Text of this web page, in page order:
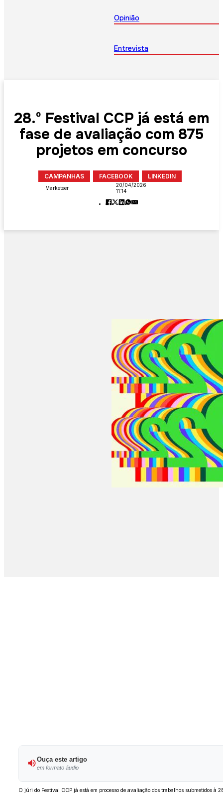
Opinião
Entrevista
28.º Festival CCP já está em
fase de avaliação com 875
projetos em concurso
CAMPANHAS FACEBOOK LINKEDIN
Marketeer
20/04/2026
11:14
Ouça este artigo
em formato áudio
O júri do Festival CCP já está em processo de avaliação dos trabalhos submetidos à